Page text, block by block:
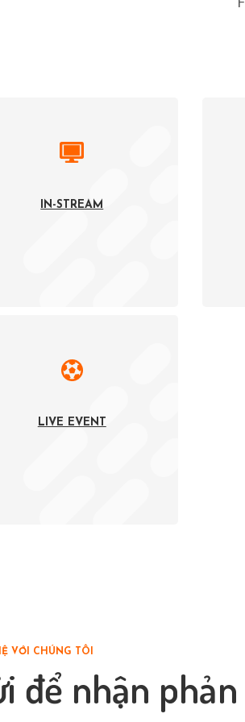
IN-STREAM
LIVE EVENT
VỚI CHÚNG TÔI
để nhận